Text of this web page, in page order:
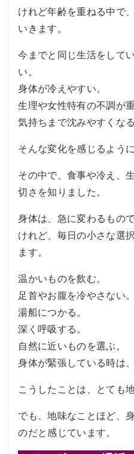
けれど年齢を重ねる中で
いきます。
今までと同じ生活をして
い。
身体が冷えやすい。
生理や女性特有の不調が
気持ちまで沈みやすくなる
そんな変化を感じるよう
その中で、食事や冷え、
切さを知りました。
身体は、急に変わるもの
けれど、毎日の小さな選
ます。
温かいものを飲む。
足首やお腹を冷やさない。
湯船につかる。
深く呼吸する。
自然に近いものを選ぶ。
身体が緊張している時は
こうしたことは、とても地
でも、地味なことほど、
のだと感じています。